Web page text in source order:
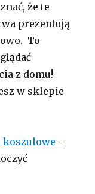
że te
prezentują
To
z domu!
w sklepie
koszulowe –